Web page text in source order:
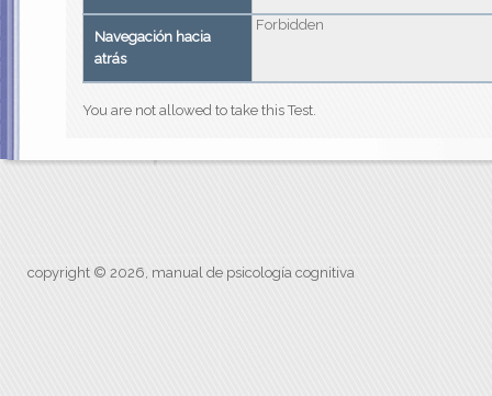
Navegación hacia
atrás
Forbidden
You are not allowed to take this Test.
copyright © 2026, manual de psicología cognitiva